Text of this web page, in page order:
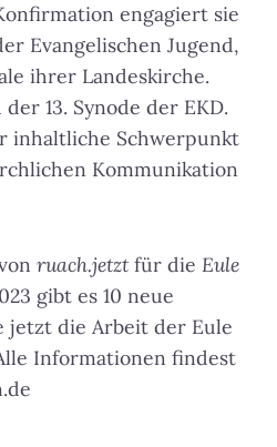
engagiert sie
Evangelischen Jugend,
ihrer Landeskirche.
13. Synode der EKD.
inhaltliche Schwerpunkt
Kommunikation
ruach.jetztfür die Eule
gibt es 10 neue
jetzt die Arbeit der Eule
Informationen findest